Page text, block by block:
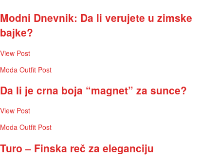
Modni Dnevnik: Da li verujete u zimske
bajke?
View Post
Moda Outfit Post
Da li je crna boja “magnet” za sunce?
View Post
Moda Outfit Post
Turo – Finska reč za eleganciju